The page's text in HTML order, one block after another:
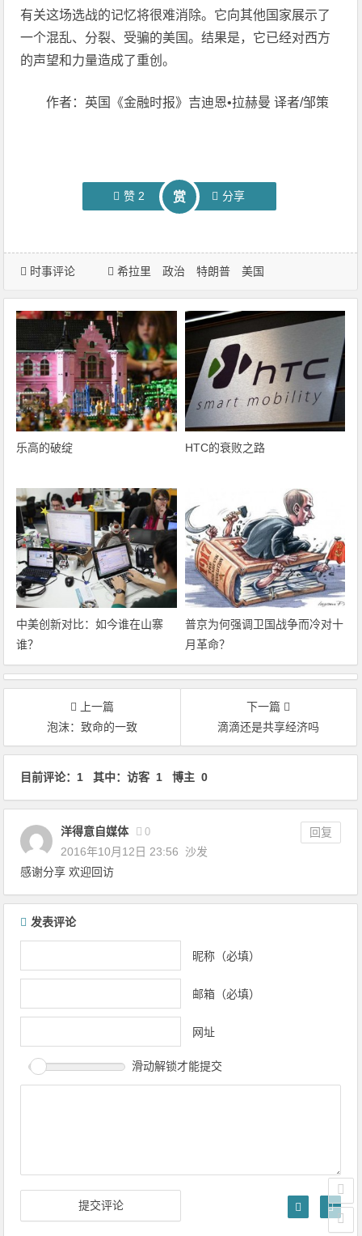
有关这场选战的记忆将很难消除。它向其他国家展示了
一个混乱、分裂、受骗的美国。结果是，它已经对西方
的声望和力量造成了重创。
作者：英国《金融时报》吉迪恩•拉赫曼 译者/邹策
赞 2 赏 分享
时事评论 希拉里 政治 特朗普 美国
乐高的破绽 HTC的衰败之路
中美创新对比：如今谁在山寨
谁？
普京为何强调卫国战争而冷对十
月革命？
上一篇
泡沫：致命的一致
下一篇
滴滴还是共享经济吗
目前评论：1 其中：访客 1 博主 0
洋得意自媒体 0
回复
2016年10月12日 23:56
沙发
感谢分享 欢迎回访
发表评论
昵称（必填）
邮箱（必填）
网址
滑动解锁才能提交